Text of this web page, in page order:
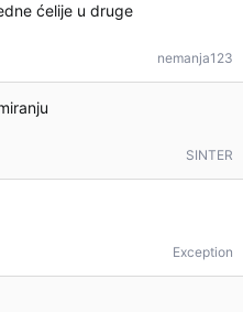
ćelije u druge
nemanja123
SINTER
Exception